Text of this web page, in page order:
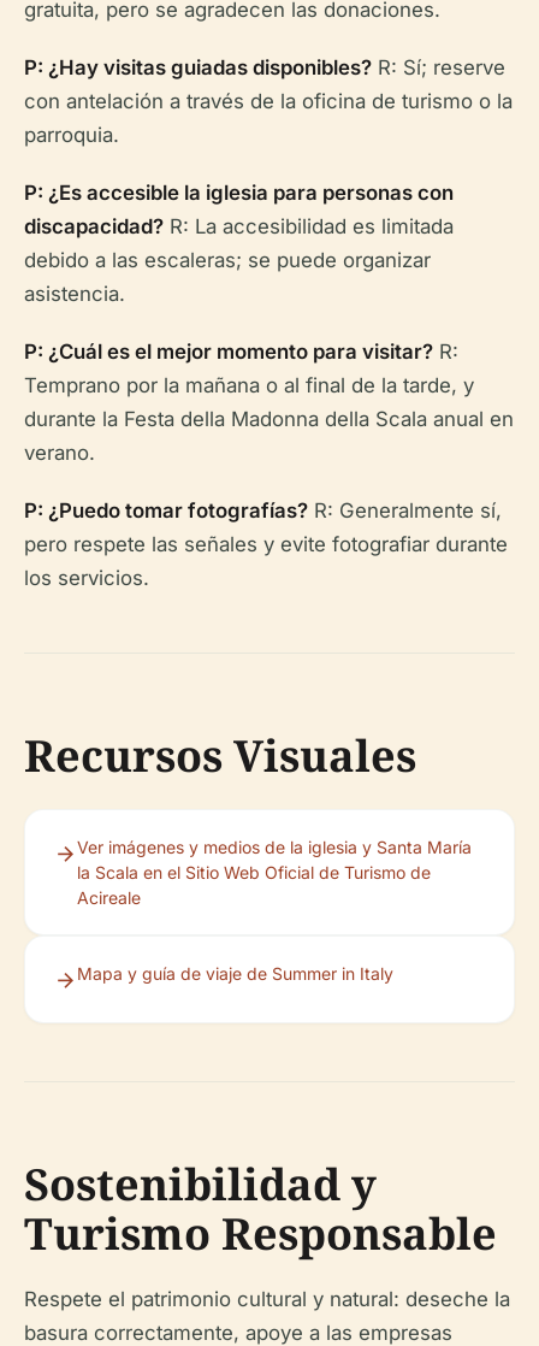
gratuita, pero se agradecen las donaciones.
P: ¿Hay visitas guiadas disponibles? R: Sí; reserve
con antelación a través de la oficina de turismo o la
parroquia.
P: ¿Es accesible la iglesia para personas con
discapacidad? R: La accesibilidad es limitada
debido a las escaleras; se puede organizar
asistencia.
P: ¿Cuál es el mejor momento para visitar? R:
Temprano por la mañana o al final de la tarde, y
durante la Festa della Madonna della Scala anual en
verano.
P: ¿Puedo tomar fotografías? R: Generalmente sí,
pero respete las señales y evite fotografiar durante
los servicios.
Recursos Visuales
Ver imágenes y medios de la iglesia y Santa María
la Scala en el Sitio Web Oficial de Turismo de
Acireale
Mapa y guía de viaje de Summer in Italy
Sostenibilidad y
Turismo Responsable
Respete el patrimonio cultural y natural: deseche la
basura correctamente, apoye a las empresas